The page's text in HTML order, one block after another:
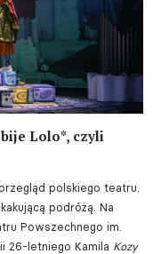
Lolo*, czyli
polskiego teatru.
podróżą. Na
Powszechnego im.
26-letniego Kamila Kozy